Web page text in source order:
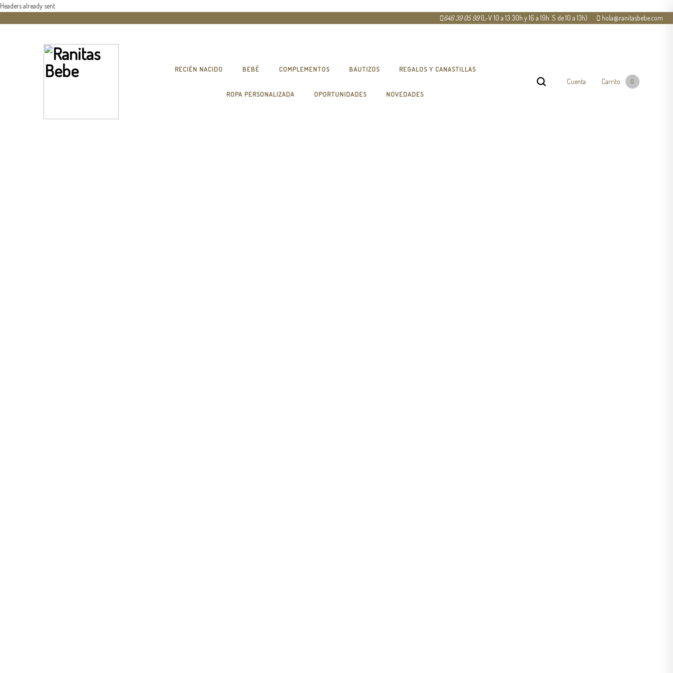
Headers already sent
646 39 05 99 (L-V 10 a 13:30h y 16 a 19h. S de 10 a 13h) hola@ranitasbebe.com
RECIÉN NACIDO BEBÉ COMPLEMENTOS BAUTIZOS REGALOS Y CANASTILLAS
ROPA PERSONALIZADA OPORTUNIDADES NOVEDADES
Cuenta Carrito 0